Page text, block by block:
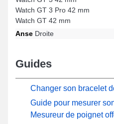
Watch GT 3 Pro 42 mm
Watch GT 42 mm
Anse Droite
Guides
Changer son bracelet
Guide pour mesurer
Mesureur de poignet